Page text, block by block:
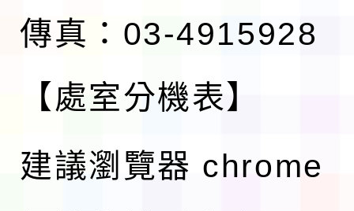
傳真：03-4915928
【處室分機表】
建議瀏覽器 chrome